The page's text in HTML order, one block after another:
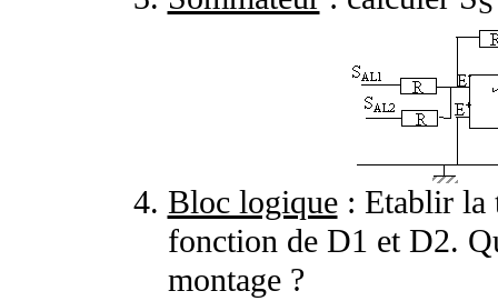
Bloc logique: Etablir la
fonction de D1 et D2.
montage ?